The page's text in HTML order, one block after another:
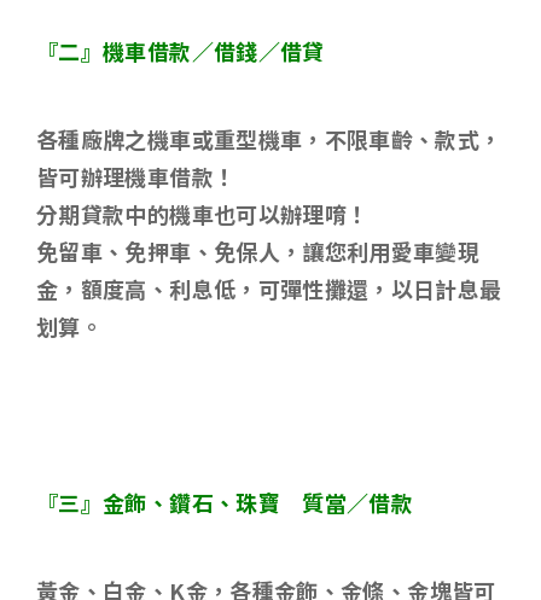
『二』機車借款／借錢／借貸
各種廠牌之機車或重型機車，不限車齡、款式，
皆可辦理機車借款！
分期貸款中的機車也可以辦理唷！
免留車、免押車、免保人，讓您利用愛車變現
金，額度高、利息低，可彈性攤還，以日計息最
划算。
『三』金飾、鑽石、珠寶 質當／借款
黃金、白金、 K金，各種金飾、金條、金塊皆可